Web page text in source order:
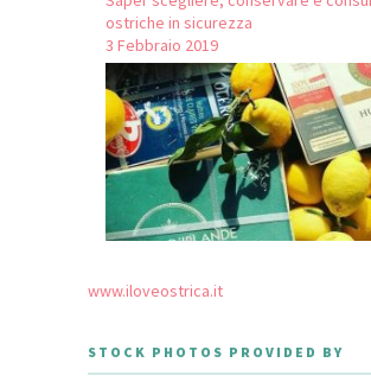
ostriche in sicurezza
3 Febbraio 2019
www.iloveostrica.it
STOCK PHOTOS PROVIDED BY